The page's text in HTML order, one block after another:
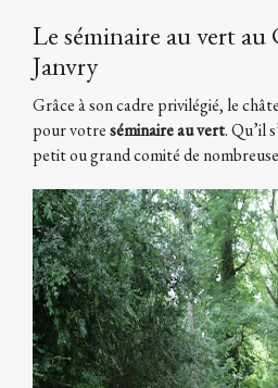
Le séminaire au vert au
Janvry
Grâce à son cadre privilégié, le
pour votreséminaire au vert. Qu’il
petit ou grand comité de